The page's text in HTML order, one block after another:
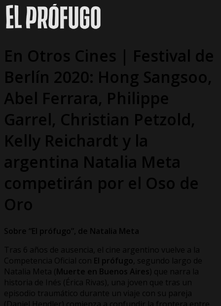
En Otros Cines | Festival de
Berlín 2020: Hong Sangsoo,
Abel Ferrara, Philippe
Garrel, Christian Petzold,
Kelly Reichardt y la
argentina Natalia Meta
competirán por el Oso de
Oro
Sobre “El prófugo”, de Natalia Meta
Tras 6 años de ausencia, el cine argentino vuelve a la
Competencia Oficial con El prófugo , segundo largo de
Natalia Meta (Muerte en Buenos Aires) que narra la
historia de Inés (Érica Rivas), una joven que tras un
episodio traumático durante un viaje con su pareja